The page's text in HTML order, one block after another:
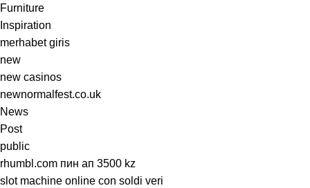
Furniture
Inspiration
merhabet giris
new
new casinos
newnormalfest.co.uk
News
Post
public
rhumbl.com пин ап 3500 kz
slot machine online con soldi veri